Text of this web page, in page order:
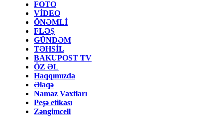
FOTO
VİDEO
ÖNƏMLİ
FLƏŞ
GÜNDƏM
TƏHSİL
BAKUPOST TV
ÖZ ƏL
Haqqımızda
Əlaqə
Namaz Vaxtları
Peşə etikası
Zəngimcell